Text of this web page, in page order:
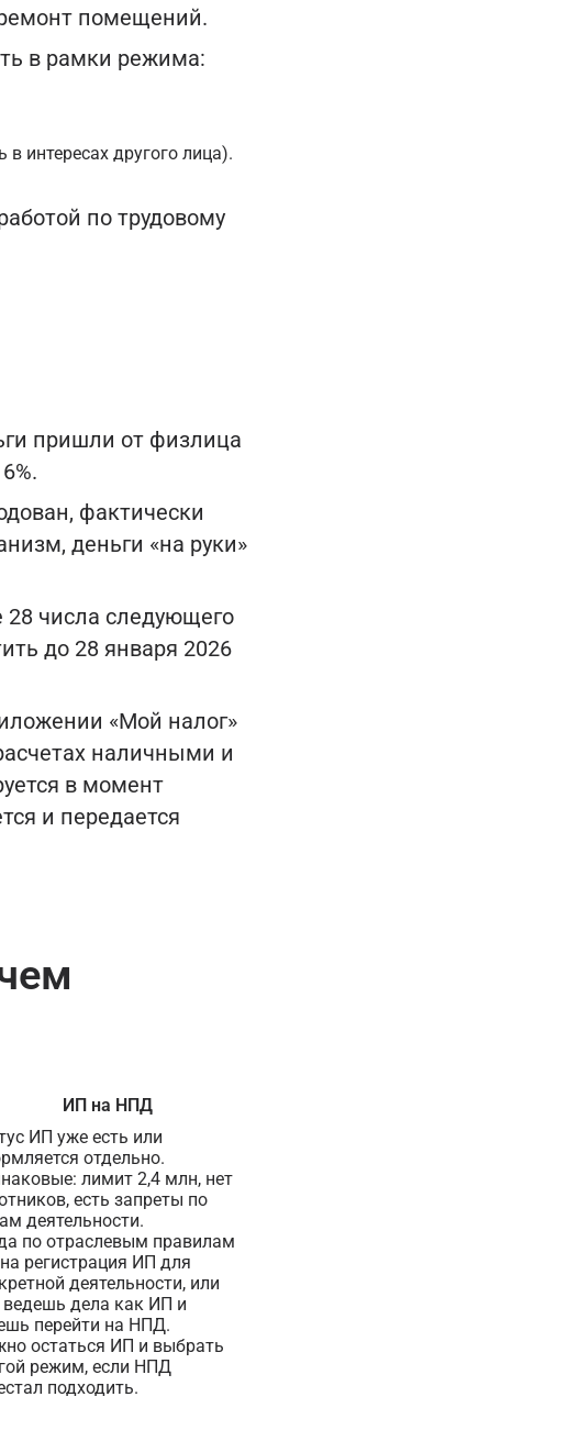
помещений.
в рамки режима:
интересах другого лица).
по трудовому
пришли от физлица
фактически
деньги «на руки»
28 числа следующего
до 28 января 2026
«Мой налог»
наличными и
в момент
и передается
ИП на НПД
ИП уже есть или
отдельно.
лимит 2,4 млн, нет
есть запреты по
деятельности.
по отраслевым правилам
регистрация ИП для
деятельности, или
дела как ИП и
перейти на НПД.
остаться ИП и выбрать
режим, если НПД
подходить.